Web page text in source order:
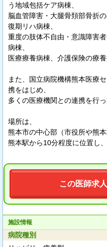
う地域包括ケア病棟、
脳血管障害・大腿骨頚部骨折
復期リハ病棟、
重度の肢体不自由・意識障害
病棟、
医療療養病棟、介護保険の療
また、国立病院機構熊本医療
携をはじめ、
多くの医療機関との連携を行っ
場所は、
熊本市の中心部（市役所や熊
熊本駅から10分程度に位置し
この医師求
施設情報
病院種別